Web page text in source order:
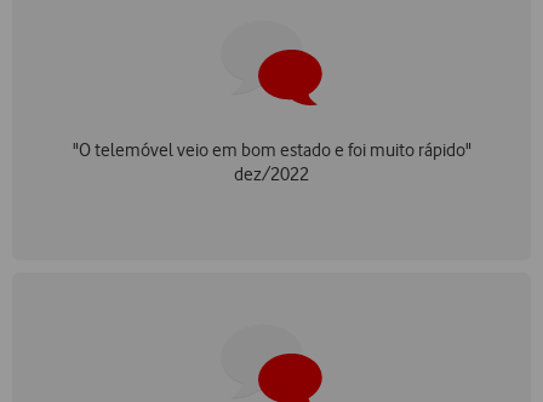
"O telemóvel veio em bom estado e foi muito rápido"
dez/2022